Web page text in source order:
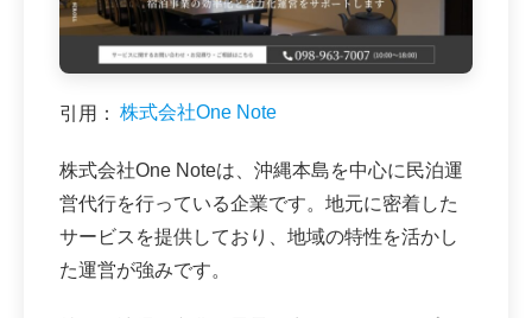
引用： 株式会社One Note
株式会社One Noteは、沖縄本島を中心に民泊運
営代行を行っている企業です。地元に密着した
サービスを提供しており、地域の特性を活かし
た運営が強みです。